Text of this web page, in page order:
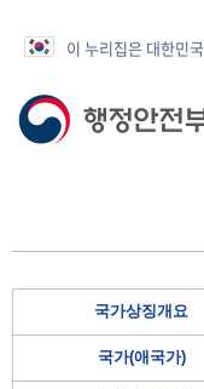
이 누리집은 대한민
국가상징개요
국가(애국가)